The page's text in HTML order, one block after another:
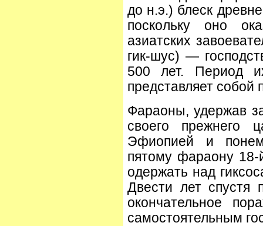
до н.э.) блеск
поскольку оно
азиатских
гик-шус) —
500 лет. Период
представляет собой
Фараоны, удержав
своего прежнего
Эфиопией и
пятому фараону 18-
одержать над
Двести лет спустя
окончательное
самостоятельным